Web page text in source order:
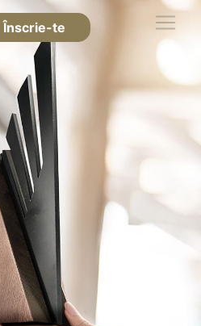
Înscrie-te